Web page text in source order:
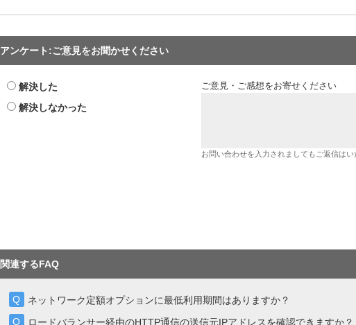
アンケート:ご意見をお聞かせください
解決した
解決しなかった
ご意見・ご感想をお寄せください
お問い合わせを入力されましてもご返信はい
関連するFAQ
ネットワーク定額オプションに最低利用期間はありますか？
ロードバランサー経由のHTTP通信の送信元IPアドレスを確認できますか？